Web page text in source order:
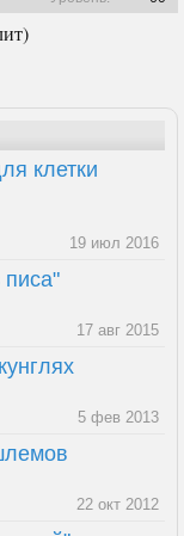
клетки
19 июл 2016
писа"
17 авг 2015
5 фев 2013
22 окт 2012